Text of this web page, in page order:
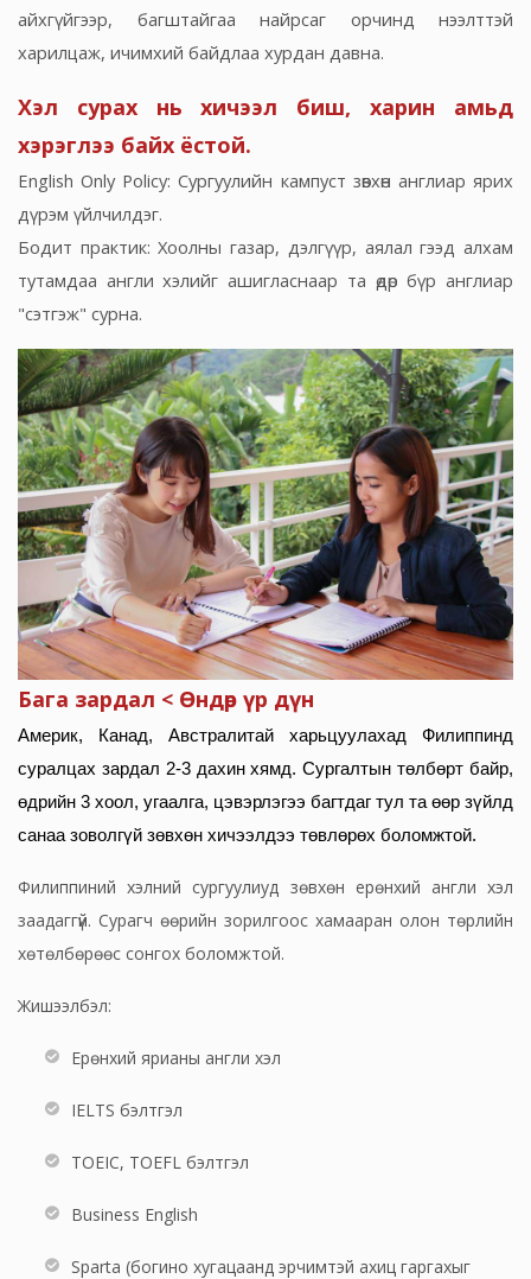
айхгүйгээр, багштайгаа найрсаг орчинд нээлттэй
харилцаж, ичимхий байдлаа хурдан давна.
Хэл сурах нь хичээл биш, харин амьд
хэрэглээ байх ёстой.
English Only Policy: Сургуулийн кампуст зөвхөн англиар ярих
дүрэм үйлчилдэг.
Бодит практик: Хоолны газар, дэлгүүр, аялал гээд алхам
тутамдаа англи хэлийг ашигласнаар та өдөр бүр англиар
"сэтгэж" сурна.
Бага зардал < Өндөр үр дүн
Америк, Канад, Австралитай харьцуулахад Филиппинд
суралцах зардал 2-3 дахин хямд. Сургалтын төлбөрт байр,
өдрийн 3 хоол, угаалга, цэвэрлэгээ багтдаг тул та өөр зүйлд
санаа зоволгүй зөвхөн хичээлдээ төвлөрөх боломжтой.
Филиппиний хэлний сургуулиуд зөвхөн ерөнхий англи хэл
заадаггүй. Сурагч өөрийн зорилгоос хамааран олон төрлийн
хөтөлбөрөөс сонгох боломжтой.
Жишээлбэл:
Ерөнхий ярианы англи хэл
IELTS бэлтгэл
TOEIC, TOEFL бэлтгэл
Business English
Sparta (богино хугацаанд эрчимтэй ахиц гаргахыг